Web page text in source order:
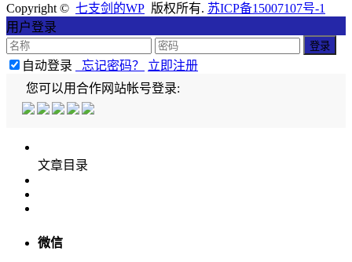
Copyright © 七支剑的WP 版权所有. 苏ICP备15007107号-1
用户登录
自动登录 忘记密码？
立即注册
您可以用合作网站帐号登录:
文章目录
微信